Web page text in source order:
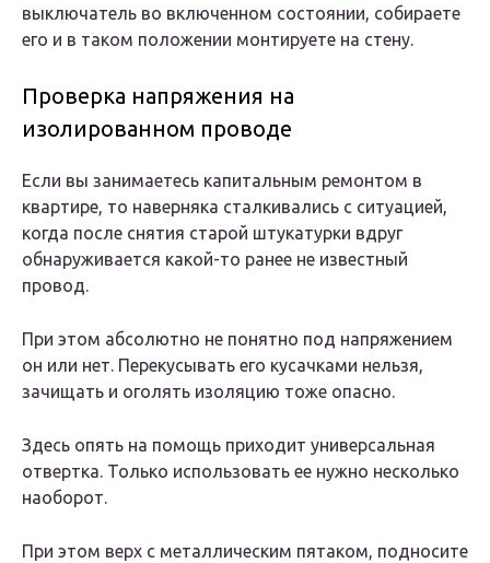
выключатель во включенном состоянии, собираете
его и в таком положении монтируете на стену.
Проверка напряжения на
изолированном проводе
Если вы занимаетесь капитальным ремонтом в
квартире, то наверняка сталкивались с ситуацией,
когда после снятия старой штукатурки вдруг
обнаруживается какой-то ранее не известный
провод.
При этом абсолютно не понятно под напряжением
он или нет. Перекусывать его кусачками нельзя,
зачищать и оголять изоляцию тоже опасно.
Здесь опять на помощь приходит универсальная
отвертка. Только использовать ее нужно несколько
наоборот.
При этом верх с металлическим пятаком, подносите